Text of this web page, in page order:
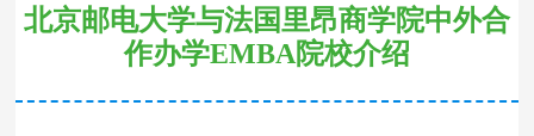
北京邮电大学与法国里昂商学院中外合
作办学EMBA院校介绍